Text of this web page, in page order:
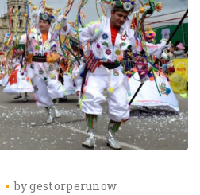
bygestorperunow